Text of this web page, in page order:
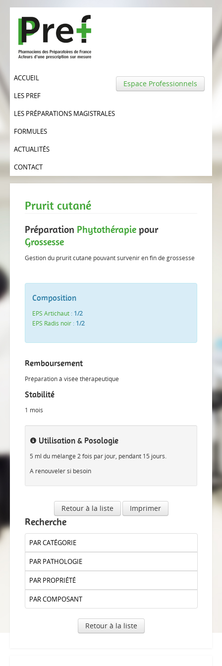
Espace Professionnels
ACCUEIL
LES PREF
LES PRÉPARATIONS MAGISTRALES
FORMULES
ACTUALITÉS
CONTACT
Prurit cutané
Préparation Phytothérapie pour
Grossesse
Gestion du prurit cutané pouvant survenir en fin de grossesse
Composition
EPS Artichaut : 1/2
EPS Radis noir : 1/2
Remboursement
Préparation à visée thérapeutique
Stabilité
1 mois
Utilisation & Posologie
5 ml du mélange 2 fois par jour, pendant 15 jours.
A renouveler si besoin
Retour à la liste Imprimer
Recherche
PAR CATÉGORIE
PAR PATHOLOGIE
PAR PROPRIÉTÉ
PAR COMPOSANT
Retour à la liste